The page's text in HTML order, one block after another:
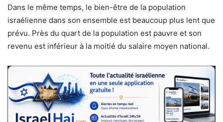
Dans le même temps, le bien-être de la population
israélienne dans son ensemble est beaucoup plus lent que
prévu. Près du quart de la population est pauvre et son
revenu est inférieur à la moitié du salaire moyen national.